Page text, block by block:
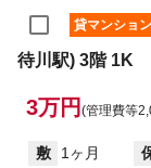
貸マンション
待川駅) 3階 1K
3万円 (管理費等
敷 1ヶ月